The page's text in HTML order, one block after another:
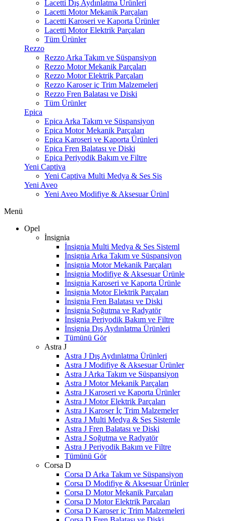
Lacetti Dış Aydınlatma Ürünleri
Lacetti Motor Mekanik Parçaları
Lacetti Karoseri ve Kaporta Ürünler
Lacetti Motor Elektrik Parçaları
Tüm Ürünler
Rezzo
Rezzo Arka Takım ve Süspansiyon
Rezzo Motor Mekanik Parçaları
Rezzo Motor Elektrik Parçaları
Rezzo Karoser iç Trim Malzemeleri
Rezzo Fren Balatası ve Diski
Tüm Ürünler
Epica
Epica Arka Takım ve Süspansiyon
Epica Motor Mekanik Parçaları
Epica Karoseri ve Kaporta Ürünleri
Epica Fren Balatası ve Diski
Epica Periyodik Bakım ve Filtre
Yeni Captiva
Yeni Captiva Multi Medya & Ses Sis
Yeni Aveo
Yeni Aveo Modifiye & Aksesuar Ürünl
Menü
Opel
İnsignia
İnsignia Multi Medya & Ses Sisteml
İnsignia Arka Takım ve Süspansiyon
İnsignia Motor Mekanik Parçaları
İnsignia Modifiye & Aksesuar Ürünle
İnsignia Karoseri ve Kaporta Ürünle
İnsignia Motor Elektrik Parçaları
İnsignia Fren Balatası ve Diski
İnsignia Soğutma ve Radyatör
İnsignia Periyodik Bakım ve Filtre
İnsignia Dış Aydınlatma Ürünleri
Tümünü Gör
Astra J
Astra J Dış Aydınlatma Ürünleri
Astra J Modifiye & Aksesuar Ürünler
Astra J Arka Takım ve Süspansiyon
Astra J Motor Mekanik Parçaları
Astra J Karoseri ve Kaporta Ürünler
Astra J Motor Elektrik Parçaları
Astra J Karoser İç Trim Malzemeler
Astra J Multi Medya & Ses Sistemle
Astra J Fren Balatası ve Diski
Astra J Soğutma ve Radyatör
Astra J Periyodik Bakım ve Filtre
Tümünü Gör
Corsa D
Corsa D Arka Takım ve Süspansiyon
Corsa D Modifiye & Aksesuar Ürünler
Corsa D Motor Mekanik Parçaları
Corsa D Motor Elektrik Parçaları
Corsa D Karoser iç Trim Malzemeleri